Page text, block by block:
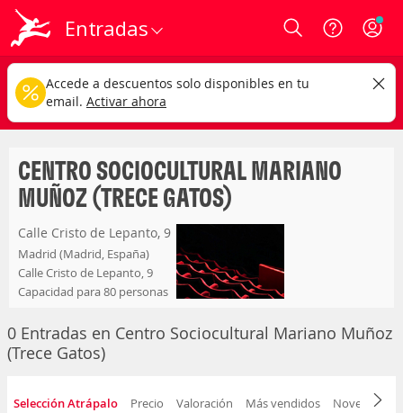
Entradas Login
centro sociocultural mariano muñoz (trece
gatos)
Cualquier tipo Cualquier fecha
CAMBIAR
CENTRO SOCIOCULTURAL MARIANO
MUÑOZ (TRECE GATOS)
Calle Cristo de Lepanto, 9
Madrid (Madrid, España)
Calle Cristo de Lepanto, 9
Capacidad para 80 personas
0 Entradas en Centro Sociocultural Mariano Muñoz
(Trece Gatos)
Selección Atrápalo Precio Valoración Más vendidos Novedad
Accede a descuentos solo disponibles en tu
email. Activar ahora